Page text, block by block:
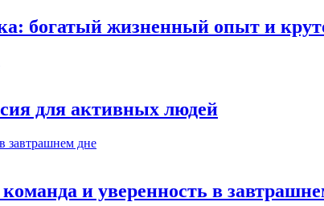
богатый жизненный опыт и
для активных людей
и уверенность в